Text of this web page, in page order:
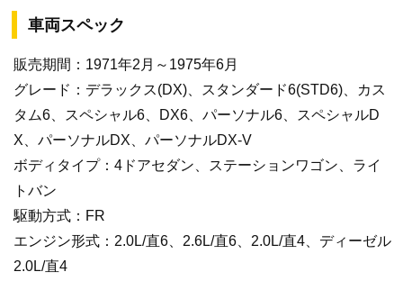
車両スペック
販売期間：1971年2月～1975年6月
グレード：デラックス(DX)、スタンダード6(STD6)、カス
タム6、スペシャル6、DX6、パーソナル6、スペシャルD
X、パーソナルDX、パーソナルDX-V
ボディタイプ：4ドアセダン、ステーションワゴン、ライ
トバン
駆動方式：FR
エンジン形式：2.0L/直6、2.6L/直6、2.0L/直4、ディーゼル
2.0L/直4